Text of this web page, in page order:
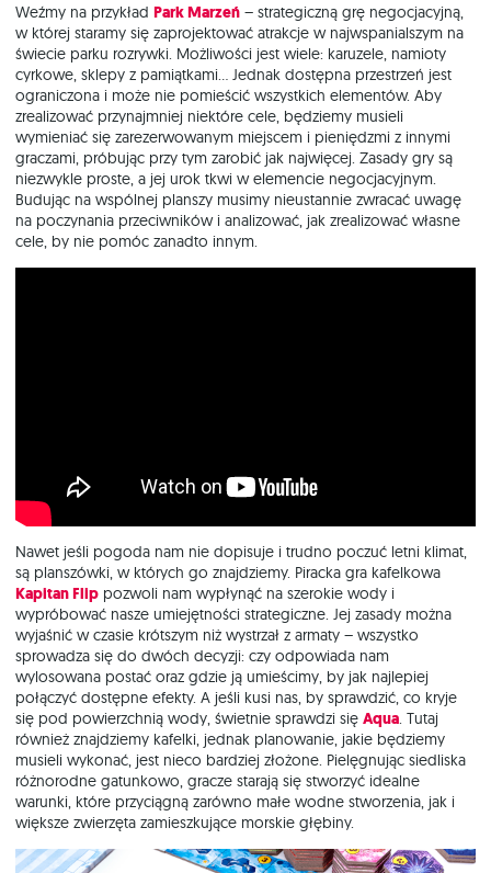
Weźmy na przykład Park Marzeń – strategiczną grę negocjacyjną,
w której staramy się zaprojektować atrakcje w najwspanialszym na
świecie parku rozrywki. Możliwości jest wiele: karuzele, namioty
cyrkowe, sklepy z pamiątkami… Jednak dostępna przestrzeń jest
ograniczona i może nie pomieścić wszystkich elementów. Aby
zrealizować przynajmniej niektóre cele, będziemy musieli
wymieniać się zarezerwowanym miejscem i pieniędzmi z innymi
graczami, próbując przy tym zarobić jak najwięcej. Zasady gry są
niezwykle proste, a jej urok tkwi w elemencie negocjacyjnym.
Budując na wspólnej planszy musimy nieustannie zwracać uwagę
na poczynania przeciwników i analizować, jak zrealizować własne
cele, by nie pomóc zanadto innym.
Nawet jeśli pogoda nam nie dopisuje i trudno poczuć letni klimat,
są planszówki, w których go znajdziemy. Piracka gra kafelkowa
Kapitan Flip pozwoli nam wypłynąć na szerokie wody i
wypróbować nasze umiejętności strategiczne. Jej zasady można
wyjaśnić w czasie krótszym niż wystrzał z armaty – wszystko
sprowadza się do dwóch decyzji: czy odpowiada nam
wylosowana postać oraz gdzie ją umieścimy, by jak najlepiej
połączyć dostępne efekty. A jeśli kusi nas, by sprawdzić, co kryje
się pod powierzchnią wody, świetnie sprawdzi się Aqua. Tutaj
również znajdziemy kafelki, jednak planowanie, jakie będziemy
musieli wykonać, jest nieco bardziej złożone. Pielęgnując siedliska
różnorodne gatunkowo, gracze starają się stworzyć idealne
warunki, które przyciągną zarówno małe wodne stworzenia, jak i
większe zwierzęta zamieszkujące morskie głębiny.